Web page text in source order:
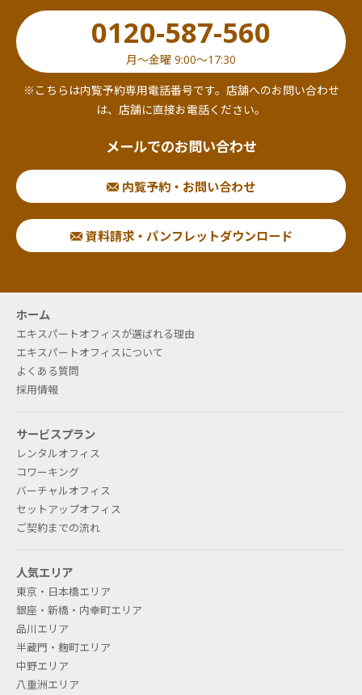
0120-587-560
月〜金曜 9:00〜17:30
※こちらは内覧予約専用電話番号です。店舗へのお問い合わせ
は、店舗に直接お電話ください。
メールでのお問い合わせ
内覧予約・お問い合わせ
資料請求・パンフレットダウンロード
ホーム
エキスパートオフィスが選ばれる理由
エキスパートオフィスについて
よくある質問
採用情報
サービスプラン
レンタルオフィス
コワーキング
バーチャルオフィス
セットアップオフィス
ご契約までの流れ
人気エリア
東京・日本橋エリア
銀座・新橋・内幸町エリア
品川エリア
半蔵門・麹町エリア
中野エリア
八重洲エリア